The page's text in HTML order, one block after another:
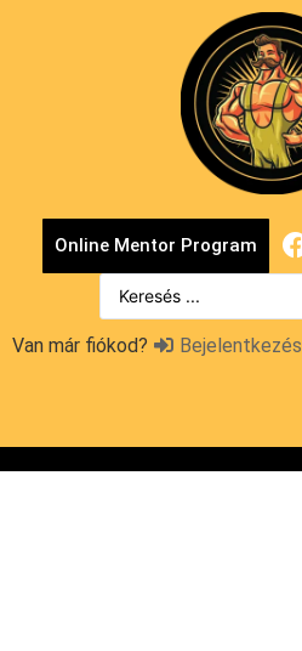
Online Mentor Program
Van már fiókod? Bejelentkezés